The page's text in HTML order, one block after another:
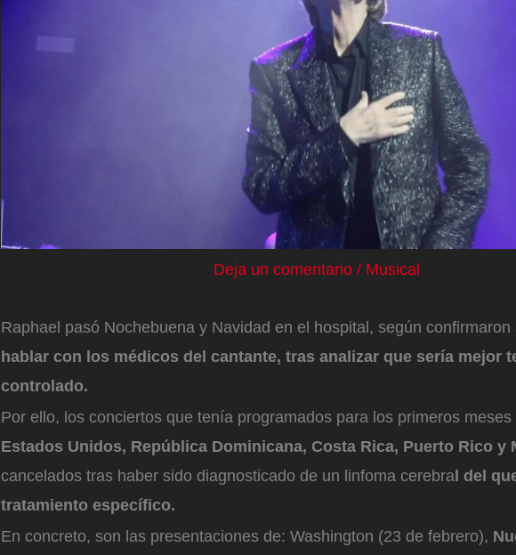
Deja un comentario / Musical
Raphael pasó Nochebuena y Navidad en el hospital, según confirmaron
hablar con los médicos del cantante, tras analizar que sería mejor
controlado.
Por ello, los conciertos que tenía programados para los primeros meses
Estados Unidos, República Dominicana, Costa Rica, Puerto Rico y
cancelados tras haber sido diagnosticado de un linfoma cerebra l del
tratamiento específico.
En concreto, son las presentaciones de: Washington (23 de febrero),